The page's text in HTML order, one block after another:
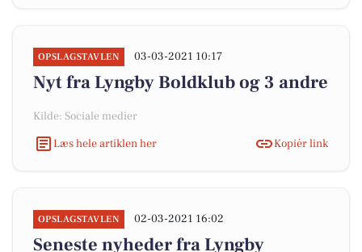
OPSLAGSTAVLEN 03-03-2021 10:17
Nyt fra Lyngby Boldklub og 3 andre
Kilde: Sociale medier
Læs hele artiklen her
Kopiér link
OPSLAGSTAVLEN 02-03-2021 16:02
Seneste nyheder fra Lyngby